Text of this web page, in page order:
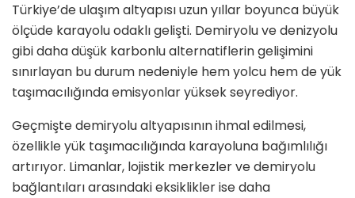
Türkiye’de ulaşım altyapısı uzun yıllar boyunca büyük
ölçüde karayolu odaklı gelişti. Demiryolu ve denizyolu
gibi daha düşük karbonlu alternatiflerin gelişimini
sınırlayan bu durum nedeniyle hem yolcu hem de yük
taşımacılığında emisyonlar yüksek seyrediyor.
Geçmişte demiryolu altyapısının ihmal edilmesi,
özellikle yük taşımacılığında karayoluna bağımlılığı
artırıyor. Limanlar, lojistik merkezler ve demiryolu
bağlantıları arasındaki eksiklikler ise daha